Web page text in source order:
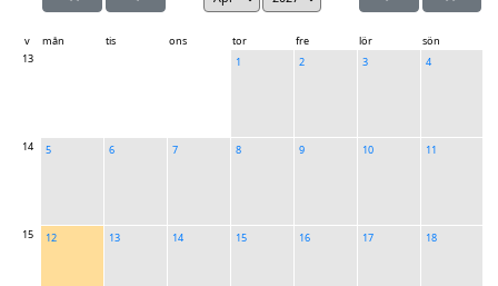
v mån tis ons tor fre lör
sön
13
1 2 3 4
14 5 6 7 8 9 10 11
15 12 13 14 15 16 17 18